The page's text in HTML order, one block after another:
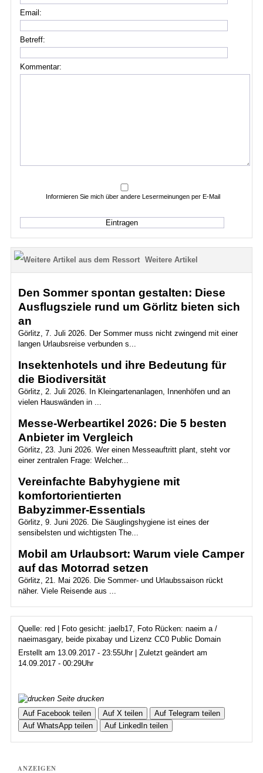
Email:
Betreff:
Kommentar:
Informieren Sie mich über andere Lesermeinungen per E-Mail
Weitere Artikel
Den Sommer spontan gestalten: Diese
Ausflugsziele rund um Görlitz bieten sich
an
Görlitz, 7. Juli 2026. Der Sommer muss nicht zwingend mit einer
langen Urlaubsreise verbunden s...
Insektenhotels und ihre Bedeutung für
die Biodiversität
Görlitz, 2. Juli 2026. In Kleingartenanlagen, Innenhöfen und an
vielen Hauswänden in ...
Messe-Werbeartikel 2026: Die 5 besten
Anbieter im Vergleich
Görlitz, 23. Juni 2026. Wer einen Messeauftritt plant, steht vor
einer zentralen Frage: Welcher...
Vereinfachte Babyhygiene mit
komfortorientierten
Babyzimmer‑Essentials
Görlitz, 9. Juni 2026. Die Säuglingshygiene ist eines der
sensibelsten und wichtigsten The...
Mobil am Urlaubsort: Warum viele Camper
auf das Motorrad setzen
Görlitz, 21. Mai 2026. Die Sommer- und Urlaubssaison rückt
näher. Viele Reisende aus ...
Quelle: red | Foto gesicht: jaelb17, Foto Rücken: naeim a /
naeimasgary, beide pixabay und Lizenz CC0 Public Domain
Erstellt am 13.09.2017 - 23:55Uhr | Zuletzt geändert am
14.09.2017 - 00:29Uhr
Seite drucken
Auf Facebook teilen
Auf X teilen
Auf Telegram teilen
Auf WhatsApp teilen
Auf LinkedIn teilen
ANZEIGEN